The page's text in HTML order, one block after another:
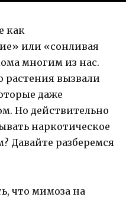
как
или «сонливая
многим из нас.
растения вызвали
даже
Но действительно
наркотическое
Давайте разберемся
что мимоза на